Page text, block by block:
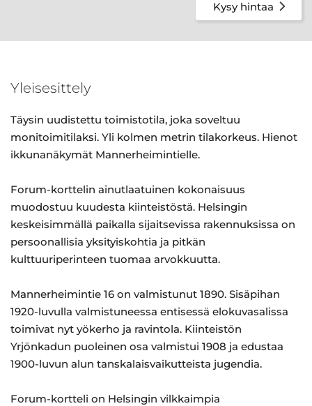
Kysy hintaa
Yleisesittely
Täysin uudistettu toimistotila, joka soveltuu
monitoimitilaksi. Yli kolmen metrin tilakorkeus. Hienot
ikkunanäkymät Mannerheimintielle.
Forum-korttelin ainutlaatuinen kokonaisuus
muodostuu kuudesta kiinteistöstä. Helsingin
keskeisimmällä paikalla sijaitsevissa rakennuksissa on
persoonallisia yksityiskohtia ja pitkän
kulttuuriperinteen tuomaa arvokkuutta.
Mannerheimintie 16 on valmistunut 1890. Sisäpihan
1920-luvulla valmistuneessa entisessä elokuvasalissa
toimivat nyt yökerho ja ravintola. Kiinteistön
Yrjönkadun puoleinen osa valmistui 1908 ja edustaa
1900-luvun alun tanskalaisvaikutteista jugendia.
Forum-kortteli on Helsingin vilkkaimpia